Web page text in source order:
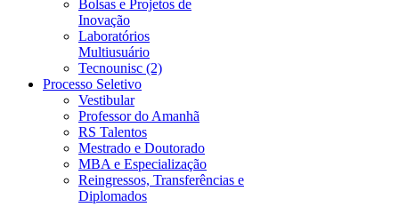
Bolsas e Projetos de
Inovação
Laboratórios
Multiusuário
Tecnounisc (2)
Processo Seletivo
Vestibular
Professor do Amanhã
RS Talentos
Mestrado e Doutorado
MBA e Especialização
Reingressos, Transferências e
Diplomados